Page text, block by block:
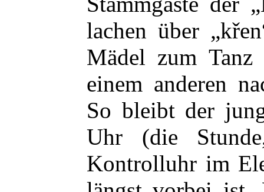
lachen über
Mädel zum
einem anderen
So bleibt der
Uhr (die
Kontrolluhr im